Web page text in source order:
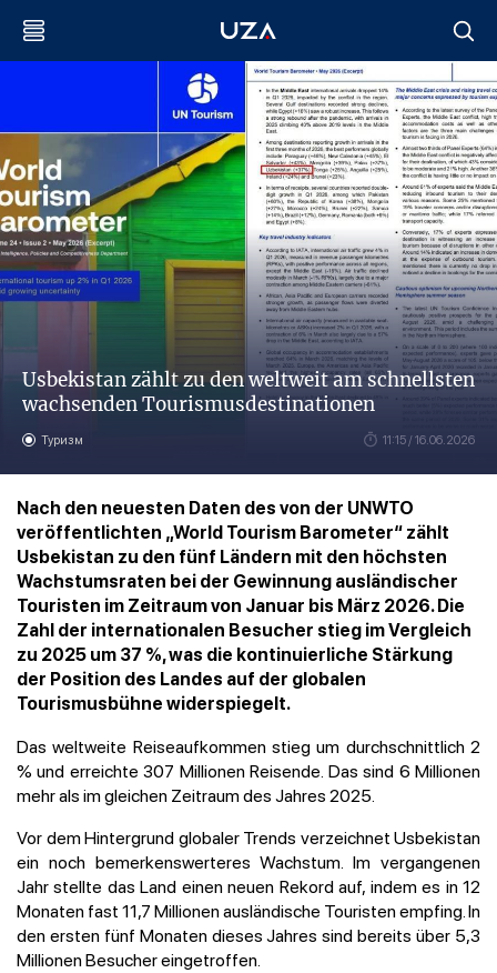
Usbekistan zählt zu den weltweit am schnellsten
wachsenden Tourismusdestinationen
Туризм 11:15 / 16.06.2026
Nach den neuesten Daten des von der UNWTO
veröffentlichten „World Tourism Barometer“ zählt
Usbekistan zu den fünf Ländern mit den höchsten
Wachstumsraten bei der Gewinnung ausländischer
Touristen im Zeitraum von Januar bis März 2026. Die
Zahl der internationalen Besucher stieg im Vergleich
zu 2025 um 37 %, was die kontinuierliche Stärkung
der Position des Landes auf der globalen
Tourismusbühne widerspiegelt.
Das weltweite Reiseaufkommen stieg um durchschnittlich 2
% und erreichte 307 Millionen Reisende. Das sind 6 Millionen
mehr als im gleichen Zeitraum des Jahres 2025.
Vor dem Hintergrund globaler Trends verzeichnet Usbekistan
ein noch bemerkenswerteres Wachstum. Im vergangenen
Jahr stellte das Land einen neuen Rekord auf, indem es in 12
Monaten fast 11,7 Millionen ausländische Touristen empfing. In
den ersten fünf Monaten dieses Jahres sind bereits über 5,3
Millionen Besucher eingetroffen.